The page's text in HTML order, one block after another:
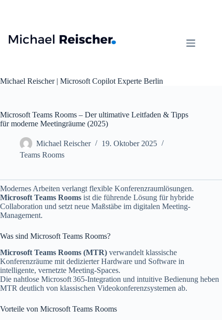
Michael Reischer | Microsoft Copilot Experte Berlin
Microsoft Teams Rooms – Der ultimative Leitfaden & Tipps
für moderne Meetingräume (2025)
Michael Reischer
19. Oktober 2025
Teams Rooms
Modernes Arbeiten verlangt flexible Konferenzraumlösungen.
Microsoft Teams Rooms ist die führende Lösung für hybride
Collaboration und setzt neue Maßstäbe im digitalen Meeting-
Management.
Was sind Microsoft Teams Rooms?
Microsoft Teams Rooms (MTR) verwandelt klassische
Konferenzräume mit dedizierter Hardware und Software in
intelligente, vernetzte Meeting-Spaces.
Die nahtlose Microsoft 365-Integration und intuitive Bedienung heben
MTR deutlich von klassischen Videokonferenzsystemen ab.
Vorteile von Microsoft Teams Rooms